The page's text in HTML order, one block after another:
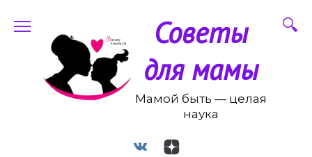
содержанию
Советы
для мамы
Мамой быть — целая
наука